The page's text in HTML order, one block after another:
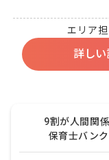
エリア
詳しい
9割が人間関
保育士バン